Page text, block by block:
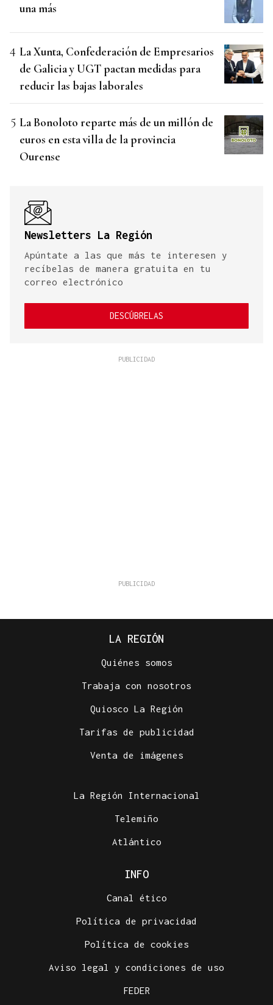
una más
La Xunta, Confederación de Empresarios
de Galicia y UGT pactan medidas para
reducir las bajas laborales
La Bonoloto reparte más de un millón de
euros en esta villa de la provincia
Ourense
Newsletters La Región
Apúntate a las que más te interesen y
recíbelas de manera gratuita en tu
correo electrónico
DESCÚBRELAS
LA REGIÓN
Quiénes somos
Trabaja con nosotros
Quiosco La Región
Tarifas de publicidad
Venta de imágenes
La Región Internacional
Telemiño
Atlántico
INFO
Canal ético
Política de privacidad
Política de cookies
Aviso legal y condiciones de uso
FEDER